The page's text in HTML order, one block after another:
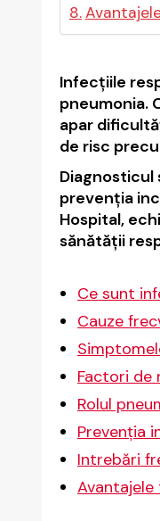
Infecțiile
pneumonia.
apar
de risc
Diagnosticul
prevenția
Hospital,
sănătății
Ce sunt
Cauze
Factori de
Rolul
Prevenția
Intrebări